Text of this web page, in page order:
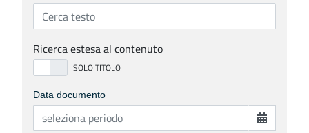
Ricerca estesa al contenuto
Data documento